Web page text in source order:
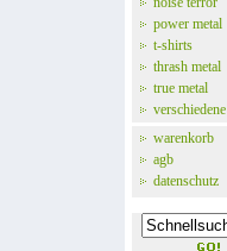
power metal
t-shirts
thrash metal
true metal
verschiedene
warenkorb
agb
datenschutz